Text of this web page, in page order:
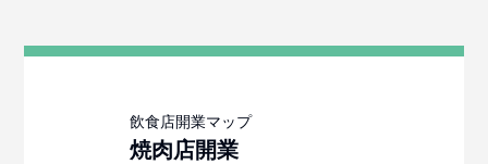
焼肉店開業